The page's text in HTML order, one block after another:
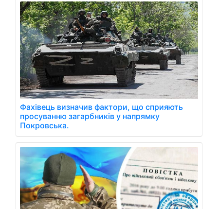
Фахівець визначив фактори, що сприяють
просуванню загарбників у напрямку
Покровська.